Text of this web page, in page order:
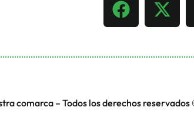
comarca – Todos los derechos